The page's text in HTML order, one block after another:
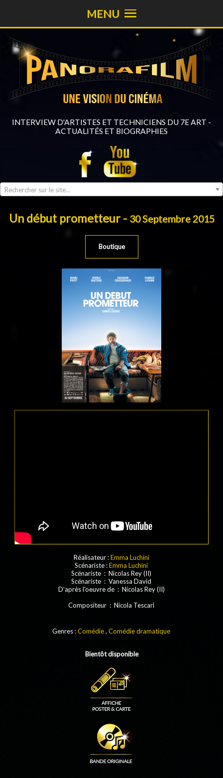
INTERVIEW D'ARTISTES ET TECHNICIENS DU 7E ART -
ACTUALITÉS ET BIOGRAPHIES
Rechercher sur le site...
MENU
Un début prometteur - 30 Septembre 2015
Boutique
Réalisateur :Emma Luchini
Scénariste :Emma Luchini
Scénariste : Nicolas Rey (II)
Scénariste : Vanessa David
D'après l'oeuvre de : Nicolas Rey (II)
Compositeur : Nicola Tescari
Genres :Comédie,Comédie dramatique
Bientôt disponible